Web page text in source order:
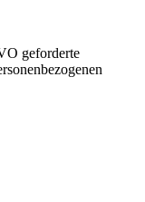
geforderte